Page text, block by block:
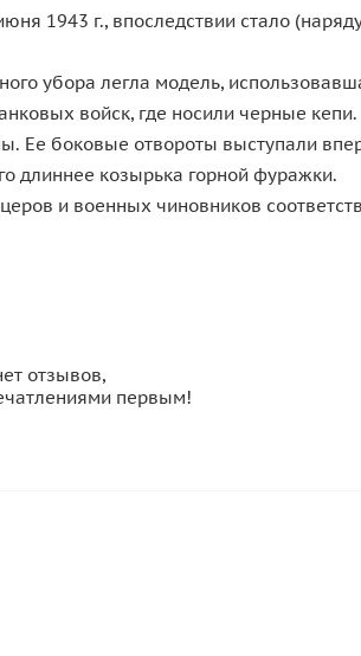
1943 г., впоследствии стало
убора легла модель,
войск, где носили черные
Ее боковые отвороты выступали
длиннее козырька горной фуражки.
и военных чиновников
отзывов,
первым!